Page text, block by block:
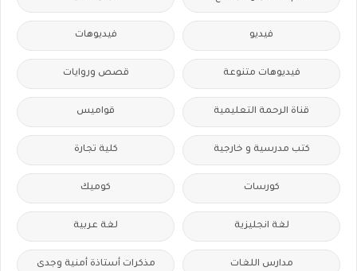
فيديو فيديوهات
فيديوهات متنوعة قصص وروايات
قناة الرحمة التعليمية قواميس
كتب مدرسية و خارجية كلية تجارة
كورسات كوميك
لغة انجليزية لغة عربية
مدارس اللغات مذكرات أستاذة أمنية وجدى